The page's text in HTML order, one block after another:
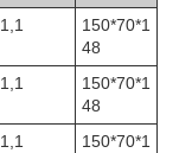
1,1
150*70*1
48
1,1
150*70*1
48
1,1
150*70*1